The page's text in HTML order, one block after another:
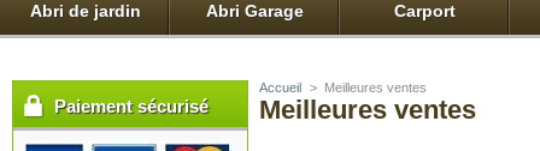
Abri de jardin Abri Garage Carport
Paiement sécurisé
Accueil > Meilleures ventes
Meilleures ventes